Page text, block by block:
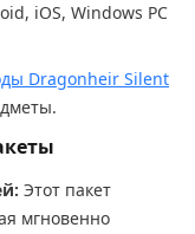
iOS, Windows PC
Dragonheir Silent
Этот пакет
мгновенно